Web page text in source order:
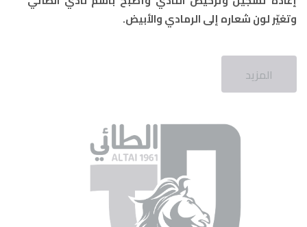
وتغيّر لون شعاره إلى الرمادي والأبيض.
المزيد